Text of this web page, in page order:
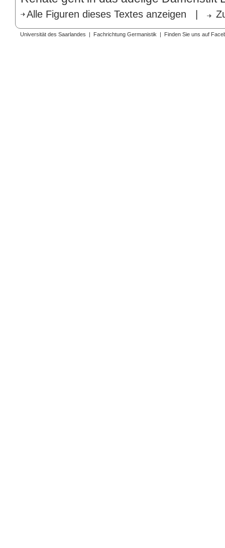
Alle Figuren dieses Textes anzeigen
Universität des Saarlandes | Fachrichtung Germanistik | Finden Sie uns auf